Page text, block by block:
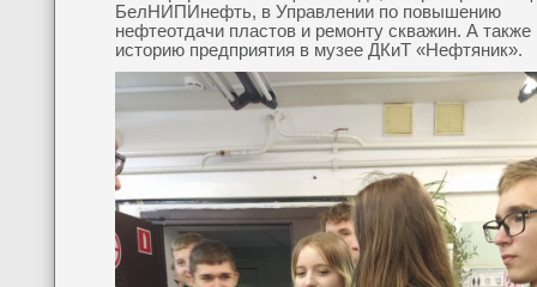
БелНИПИнефть, в Управлении по повышению
нефтеотдачи пластов и ремонту скважин. А также
историю предприятия в музее ДКиТ «Нефтяник».